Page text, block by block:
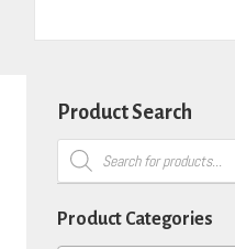
Product Search
Products
search
Product Categories